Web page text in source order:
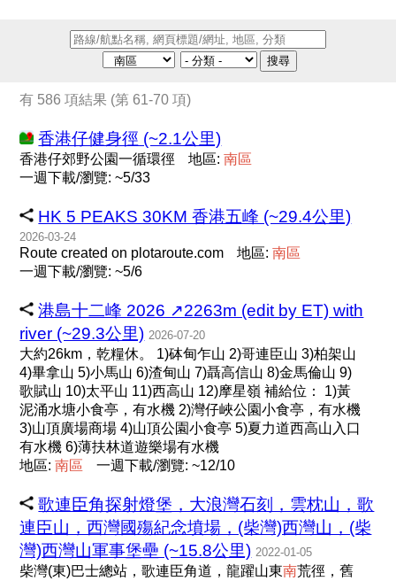
搜尋
有 586 項結果 (第 61-70 項)
香港仔健身徑 (~2.1公里)
香港仔郊野公園一循環徑 地區:南區
一週下載/瀏覽: ~5/33
HK 5 PEAKS 30KM 香港五峰 (~29.4公里)
2026-03-24
Route created on plotaroute.com 地區:南區
一週下載/瀏覽: ~5/6
港島十二峰 2026 ↗️2263m (edit by ET) with
river (~29.3公里) 2026-07-20
大約26km，乾糧休。 1)砵甸乍山 2)哥連臣山 3)柏架山
4)畢拿山 5)小馬山 6)渣甸山 7)聶高信山 8)金馬倫山 9)
歌賦山 10)太平山 11)西高山 12)摩星嶺 補給位： 1)黃
泥涌水塘小食亭，有水機 2)灣仔峽公園小食亭，有水機
3)山頂廣場商場 4)山頂公園小食亭 5)夏力道西高山入口
有水機 6)薄扶林道遊樂場有水機
地區:南區 一週下載/瀏覽: ~12/10
歌連臣角探射燈堡，大浪灣石刻，雲枕山，歌
連臣山，西灣國殤紀念墳場，(柴灣)西灣山，(柴
灣)西灣山軍事堡壘 (~15.8公里) 2022-01-05
柴灣(東)巴士總站，歌連臣角道，龍躍山東南荒徑，舊